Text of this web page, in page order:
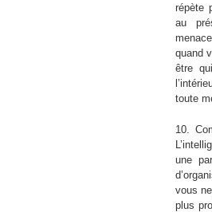
répète
au
quand
être
toute
10.
une
vous
plus